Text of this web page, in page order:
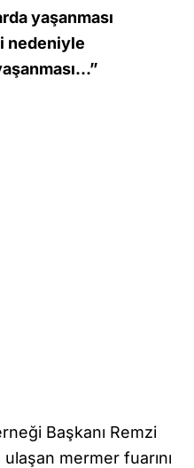
yaşanması
nedeniyle
Başkanı Remzi
mermer fuarını